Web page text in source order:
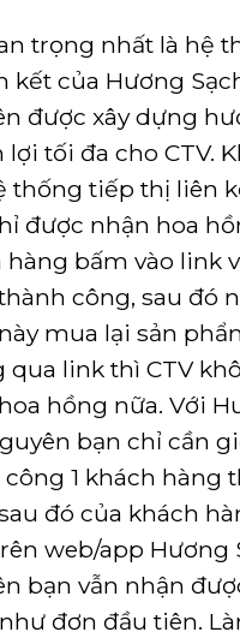
trọng nhất là hệ
kết của Hương
được xây dựng
lợi tối đa cho CTV.
thống tiếp thị liên
được nhận hoa
hàng bấm vào link
công, sau đó
mua lại sản
qua link thì CTV
hồng nữa. Với
bạn chỉ cần
1 khách hàng
đó của khách
web/app Hương
bạn vẫn nhận
đơn đầu tiên.